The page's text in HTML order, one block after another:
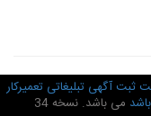
آگهی تبلیغاتی تعمیرکار
می باشد. نسخه 34